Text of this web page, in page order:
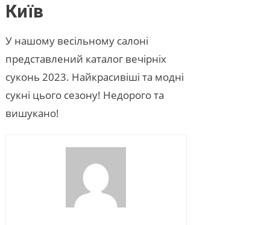
Київ
У нашому весільному салоні
представлений каталог вечірніх
суконь 2023. Найкрасивіші та модні
сукні цього сезону! Недорого та
вишукано!